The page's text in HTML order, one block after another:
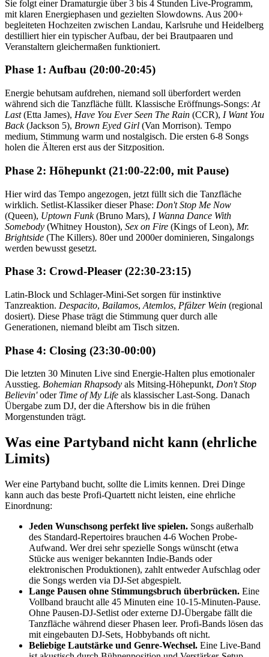
Sie folgt einer Dramaturgie über 3 bis 4 Stunden Live-Programm,
mit klaren Energiephasen und gezielten Slowdowns. Aus 200+
begleiteten Hochzeiten zwischen Landau, Karlsruhe und Heidelberg
destilliert hier ein typischer Aufbau, der bei Brautpaaren und
Veranstaltern gleichermaßen funktioniert.
Phase 1: Aufbau (20:00-20:45)
Energie behutsam aufdrehen, niemand soll überfordert werden
während sich die Tanzfläche füllt. Klassische Eröffnungs-Songs: At
Last(Etta James), Have You Ever Seen The Rain (CCR), I Want You
Back(Jackson 5), Brown Eyed Girl (Van Morrison). Tempo
medium, Stimmung warm und nostalgisch. Die ersten 6-8 Songs
holen die Älteren erst aus der Sitzposition.
Phase 2: Höhepunkt (21:00-22:00, mit Pause)
Hier wird das Tempo angezogen, jetzt füllt sich die Tanzfläche
wirklich. Setlist-Klassiker dieser Phase: Don't Stop Me Now
(Queen), Uptown Funk(Bruno Mars), I Wanna Dance With
Somebody (Whitney Houston), Sex on Fire (Kings of Leon), Mr.
Brightside (The Killers). 80er und 2000er dominieren, Singalongs
werden bewusst gesetzt.
Phase 3: Crowd-Pleaser (22:30-23:15)
Latin-Block und Schlager-Mini-Set sorgen für instinktive
Tanzreaktion. Despacito, Bailamos, Atemlos, Pfälzer Wein (regional
dosiert). Diese Phase trägt die Stimmung quer durch alle
Generationen, niemand bleibt am Tisch sitzen.
Phase 4: Closing (23:30-00:00)
Die letzten 30 Minuten Live sind Energie-Halten plus emotionaler
Ausstieg. Bohemian Rhapsody als Mitsing-Höhepunkt, Don't Stop
Believin'oder Time of My Life als klassischer Last-Song. Danach
Übergabe zum DJ, der die Aftershow bis in die frühen
Morgenstunden trägt.
Was eine Partyband nicht kann (ehrliche
Limits)
Wer eine Partyband bucht, sollte die Limits kennen. Drei Dinge
kann auch das beste Profi-Quartett nicht leisten, eine ehrliche
Einordnung:
Jeden Wunschsong perfekt live spielen. Songs außerhalb
des Standard-Repertoires brauchen 4-6 Wochen Probe-
Aufwand. Wer drei sehr spezielle Songs wünscht (etwa
Stücke aus weniger bekannten Indie-Bands oder
elektronischen Produktionen), zahlt entweder Aufschlag oder
die Songs werden via DJ-Set abgespielt.
Lange Pausen ohne Stimmungsbruch überbrücken. Eine
Vollband braucht alle 45 Minuten eine 10-15-Minuten-Pause.
Ohne Pausen-DJ-Setlist oder externe DJ-Übergabe fällt die
Tanzfläche während dieser Phasen leer. Profi-Bands lösen das
mit eingebauten DJ-Sets, Hobbybands oft nicht.
Beliebige Lautstärke und Genre-Wechsel. Eine Live-Band